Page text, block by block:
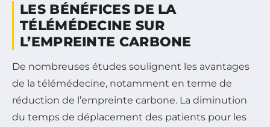
LES BÉNÉFICES DE LA
TÉLÉMÉDECINE SUR
L’EMPREINTE CARBONE
De nombreuses études soulignent les avantages
de la télémédecine, notamment en terme de
réduction de l’empreinte carbone. La diminution
du temps de déplacement des patients pour les